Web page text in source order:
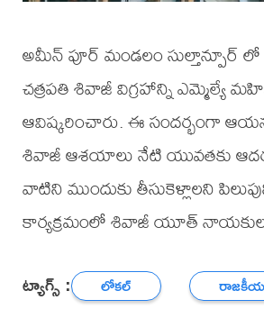
అమీన్ పూర్ మండలం సుల్తాన్పూర్ లో
చత్రపతి శివాజీ విగ్రహాన్ని ఎమ్మెల్యే
ఆవిష్కరించారు. ఈ సందర్భంగా
శివాజీ ఆశయాలు నేటి యువతకు
వాటిని ముందుకు తీసుకెళ్లాలని
కార్యక్రమంలో శివాజీ యూత్
ట్యాగ్స్ : లోకల్